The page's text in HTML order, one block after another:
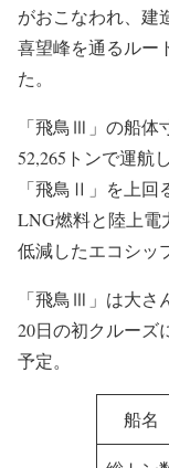
がおこなわれ、建
喜望峰を通るルー
た。
「飛鳥Ⅲ」の船体
52,265トンで運航
「飛鳥Ⅱ」を上回
LNG燃料と陸上電
低減したエコシッ
「飛鳥Ⅲ」は大さ
20日の初クルーズ
予定。
船名